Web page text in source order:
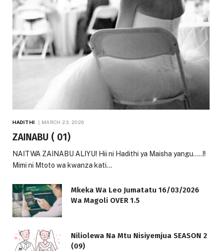
HADITHI MARCH 23, 2026
ZAINABU ( 01)
NAITWA ZAINABU ALIYU! Hii ni Hadithi ya Maisha yangu…..!!
Mimi ni Mtoto wa kwanza kati…
Mkeka Wa Leo Jumatatu 16/03/2026
Wa Magoli OVER 1.5
Niliolewa Na Mtu Nisiyemjua SEASON 2
(09)